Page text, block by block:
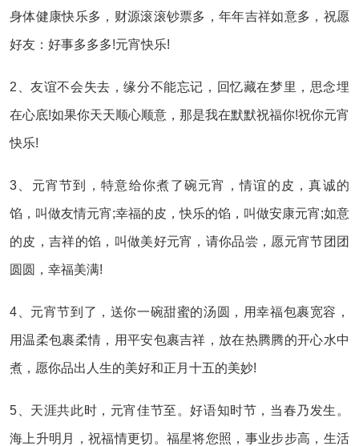
身体健康快乐多，财源滚滚钞票多，年年吉祥如意多，祝愿
好友：好事多多多!元宵快乐!
2、友谊不会失去，缘分不能忘记，回忆藏在梦里，思念埋
在心底!如果你天天顺心顺意，那是我在默默祝福你!祝你元宵
快乐!
3、元宵节到，特意给你煮了碗元宵，情谊的皮，真诚的
馅，叫做友情元宵;幸福的皮，快乐的馅，叫做安康元宵;如意
的皮，吉祥的馅，叫做美好元宵，请你品尝，愿元宵节团团
圆圆，幸福美满!
4、元宵节到了，送你一碗甜蜜的汤圆，用幸福包裹宽容，
用温柔包裹柔情，用平安包裹吉祥，放在热腾腾的开心水中
煮，愿你品出人生的美好和正月十五的美妙!
5、天涯共此时，元宵佳节至。好语知时节，当春乃发生。
海上升明月，祝福情更切。福星将您照，事业步步高，生活